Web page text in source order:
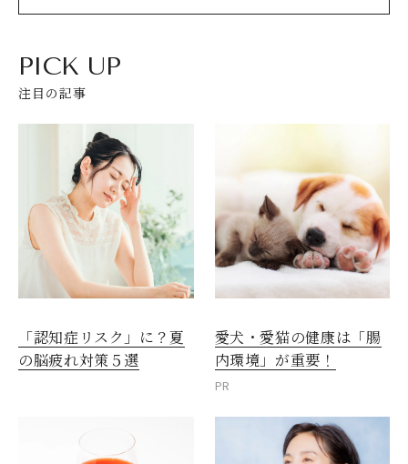
PICK UP
注目の記事
「認知症リスク」に？夏
の脳疲れ対策５選
愛犬・愛猫の健康は「腸
内環境」が重要！
PR